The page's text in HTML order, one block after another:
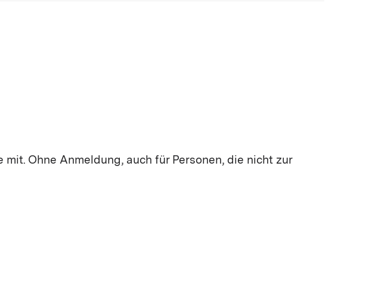
mit. Ohne Anmeldung, auch für Personen, die nicht zur